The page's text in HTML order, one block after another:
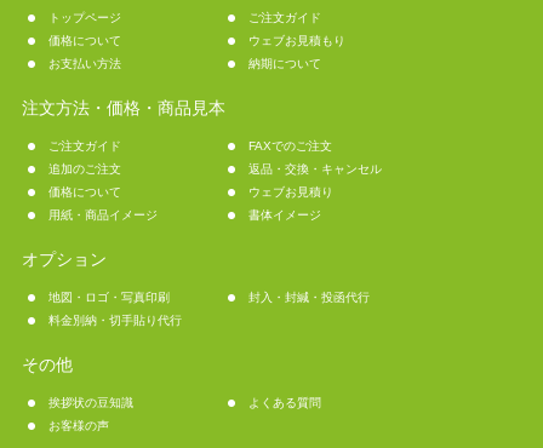
トップページ
ご注文ガイド
価格について
ウェブお見積もり
お支払い方法
納期について
注文方法・価格・商品見本
ご注文ガイド
FAXでのご注文
追加のご注文
返品・交換・キャンセル
価格について
ウェブお見積り
用紙・商品イメージ
書体イメージ
オプション
地図・ロゴ・写真印刷
封入・封緘・投函代行
料金別納・切手貼り代行
その他
挨拶状の豆知識
よくある質問
お客様の声